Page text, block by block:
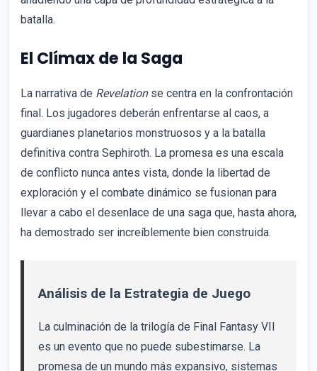
batalla.
El Clímax de la Saga
La narrativa de Revelationse centra en la confrontación
final. Los jugadores deberán enfrentarse al caos, a
guardianes planetarios monstruosos y a la batalla
definitiva contra Sephiroth. La promesa es una escala
de conflicto nunca antes vista, donde la libertad de
exploración y el combate dinámico se fusionan para
llevar a cabo el desenlace de una saga que, hasta ahora,
ha demostrado ser increíblemente bien construida.
Análisis de la Estrategia de Juego
La culminación de la trilogía de Final Fantasy VII
es un evento que no puede subestimarse. La
promesa de un mundo más expansivo, sistemas